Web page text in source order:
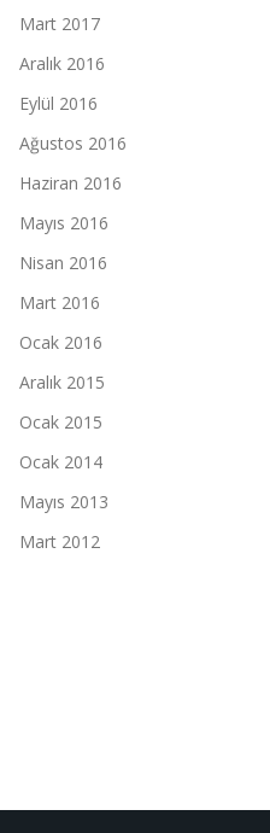
Mart 2017
Aralık 2016
Eylül 2016
Ağustos 2016
Haziran 2016
Mayıs 2016
Nisan 2016
Mart 2016
Ocak 2016
Aralık 2015
Ocak 2015
Ocak 2014
Mayıs 2013
Mart 2012